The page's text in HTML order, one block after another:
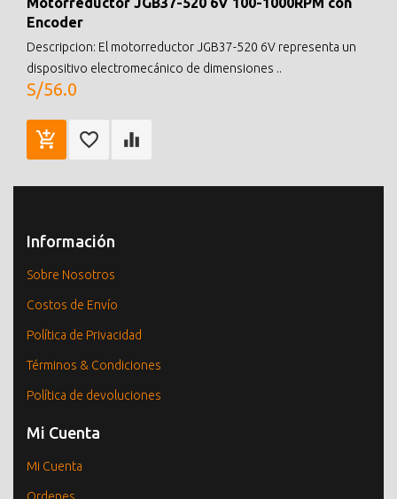
Encoder
Descripcion: El motorreductor JGB37-520 6V representa un
dispositivo electromecánico de dimensiones ..
S/56.0
Información
Sobre Nosotros
Costos de Envío
Política de Privacidad
Términos & Condiciones
Política de devoluciones
Mi Cuenta
Mi Cuenta